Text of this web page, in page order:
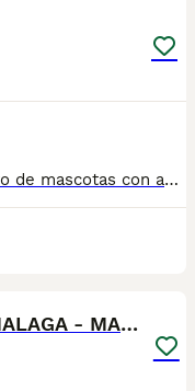
Preciosos cachorritos de PDAE. Somos centro de mascotas con años de experiencia. Diariamente mimamos y supervisamos a nuestros cachorritos. Entregamos con Revisión Veterinaria, Factura de compra, garantía vírica, formulario de reconocimiento de raza pura, junto con su cartilla de vacunación y desparasitacion al día de la entrega. Hacemos envíos a toda la península y Baleares mediante servicio propio de transporte. Posibilidad de pago contrareembolso. Para más información no dude en contactar con nosotros. TLF: 649297709. Solo atiendo wasap o tlf. Gracias
CACHORROS DE PERRO DE AGUA - MALAGA - MARBELLA